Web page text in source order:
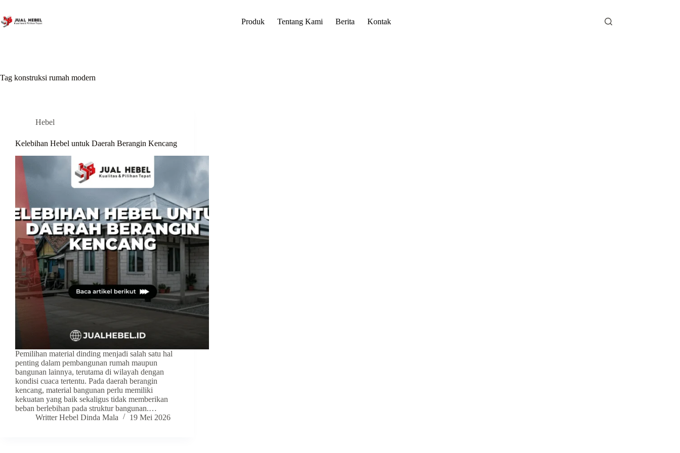
content
Produk Tentang Kami Berita Kontak
Tag konstruksi rumah modern
Hebel
Kelebihan Hebel untuk Daerah Berangin Kencang
Pemilihan material dinding menjadi salah satu hal
penting dalam pembangunan rumah maupun
bangunan lainnya, terutama di wilayah dengan
kondisi cuaca tertentu. Pada daerah berangin
kencang, material bangunan perlu memiliki
kekuatan yang baik sekaligus tidak memberikan
beban berlebihan pada struktur bangunan.…
Writter Hebel Dinda Mala
19 Mei 2026